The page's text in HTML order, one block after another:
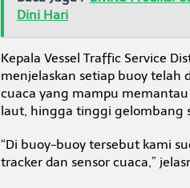
Dini Hari
Kepala Vessel Traffic Service
menjelaskan setiap buoy telah
cuaca yang mampu
laut, hingga tinggi gelombang
“Di buoy-buoy tersebut kami
tracker dan sensor cuaca,”